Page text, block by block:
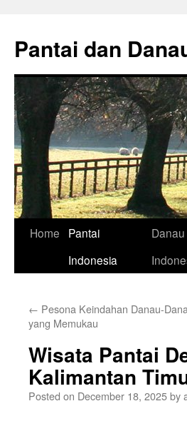
content
Pantai dan
Home
Pantai
Indonesia
Danau
← Pesona Keindahan Danau-
yang Memukau
Wisata Pantai
Kalimantan
Posted on December 18, 2025by